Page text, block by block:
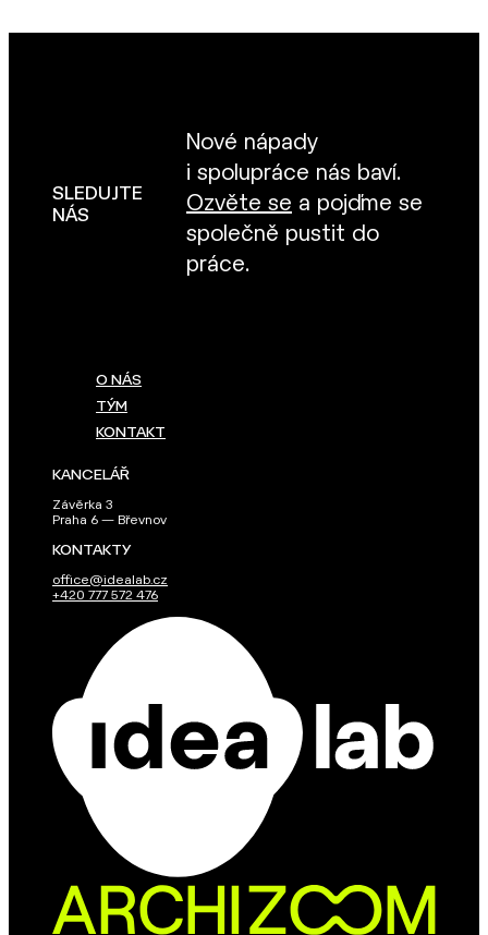
SLEDUJTE
NÁS
Nové nápady
i spolupráce nás baví.
Ozvěte se a pojďme se
společně pustit do
práce.
O NÁS
TÝM
KONTAKT
KANCELÁŘ
Závěrka 3
Praha 6 — Břevnov
KONTAKTY
office@idealab.cz
+420 777 572 476